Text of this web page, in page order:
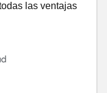
las ventajas